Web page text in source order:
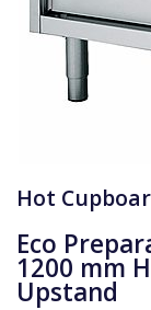
Hot
Eco
1200 mm
Upstand